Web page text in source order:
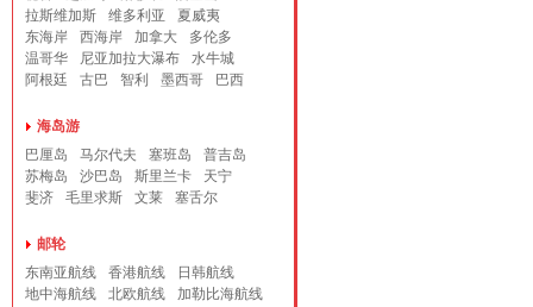
拉斯维加斯
维多利亚
夏威夷
东海岸
西海岸 加拿大
多伦多
温哥华
尼亚加拉大瀑布
水牛城
阿根廷
古巴 智利 墨西哥 巴西
海岛游
巴厘岛
马尔代夫 塞班岛
普吉岛
苏梅岛
沙巴岛 斯里兰卡
天宁
斐济
毛里求斯 文莱 塞舌尔
邮轮
东南亚航线
香港航线
日韩航线
地中海航线
北欧航线
加勒比海航线